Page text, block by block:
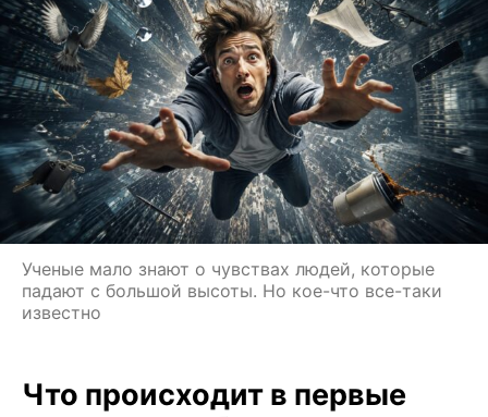
Ученые мало знают о чувствах людей, которые
падают с большой высоты. Но кое-что все-таки
известно
Что происходит в первые